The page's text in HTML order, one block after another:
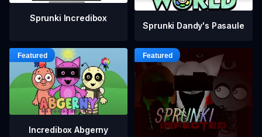
Sprunki Incredibox
Sprunki Dandy's Pasaule
Incredibox Abgerny